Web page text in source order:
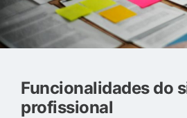
Funcionalidades do
profissional